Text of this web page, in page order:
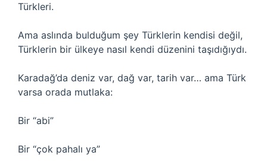
Türkleri.
Ama aslında bulduğum şey Türklerin kendisi değil,
Türklerin bir ülkeye nasıl kendi düzenini taşıdığıydı.
Karadağ’da deniz var, dağ var, tarih var… ama Türk
varsa orada mutlaka:
Bir “abi”
Bir “çok pahalı ya”